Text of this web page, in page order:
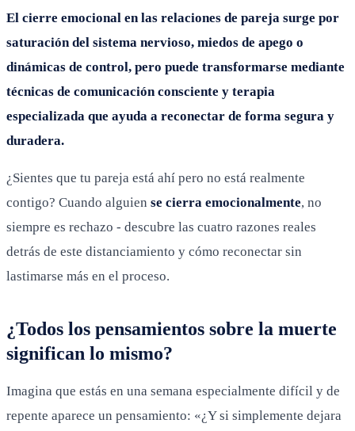
El cierre emocional en las relaciones de pareja surge por
saturación del sistema nervioso, miedos de apego o
dinámicas de control, pero puede transformarse mediante
técnicas de comunicación consciente y terapia
especializada que ayuda a reconectar de forma segura y
duradera.
¿Sientes que tu pareja está ahí pero no está realmente
contigo? Cuando alguien se cierra emocionalmente, no
siempre es rechazo - descubre las cuatro razones reales
detrás de este distanciamiento y cómo reconectar sin
lastimarse más en el proceso.
¿Todos los pensamientos sobre la muerte
significan lo mismo?
Imagina que estás en una semana especialmente difícil y de
repente aparece un pensamiento: «¿Y si simplemente dejara